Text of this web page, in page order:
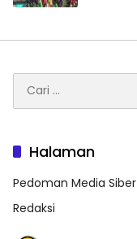
untuk:
Halaman
Pedoman Media Siber
Redaksi